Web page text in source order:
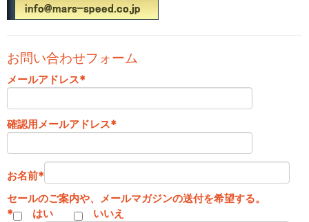
お問い合わせフォーム
メールアドレス*
確認用メールアドレス*
お名前*
セールのご案内や、メールマガジンの送付を希望する。
*
はい いいえ